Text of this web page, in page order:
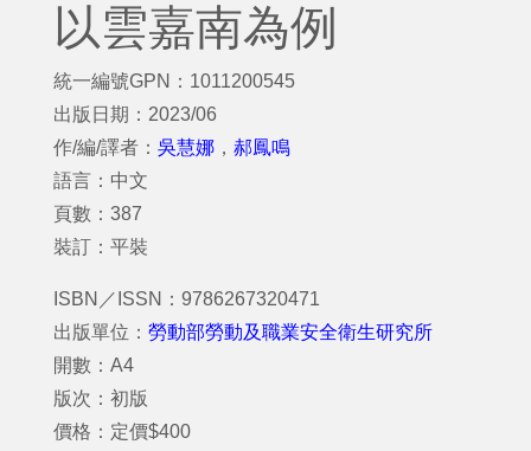
以雲嘉南為例
統一編號GPN：1011200545
出版日期：2023/06
作/編/譯者： 吳慧娜 ， 郝鳳鳴
語言：中文
頁數：387
裝訂：平裝
ISBN／ISSN：9786267320471
出版單位： 勞動部勞動及職業安全衛生研究所
開數：A4
版次：初版
價格：定價$400